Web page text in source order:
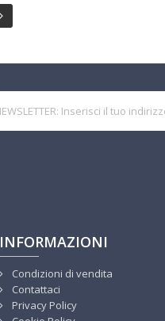
INFORMAZIONI
Condizioni di vendita
Contattaci
Privacy Policy